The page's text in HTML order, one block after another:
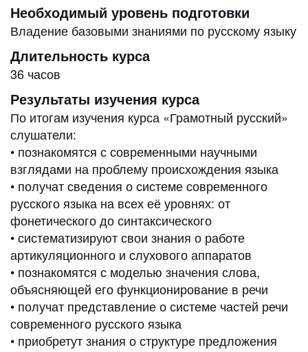
Необходимый уровень подготовки
Владение базовыми знаниями по русскому языку
Длительность курса
36 часов
Результаты изучения курса
По итогам изучения курса «Грамотный русский»
слушатели:
• познакомятся с современными научными
взглядами на проблему происхождения языка
• получат сведения о системе современного
русского языка на всех её уровнях: от
фонетического до синтаксического
• систематизируют свои знания о работе
артикуляционного и слухового аппаратов
• познакомятся с моделью значения слова,
объясняющей его функционирование в речи
• получат представление о системе частей речи
современного русского языка
• приобретут знания о структуре предложения